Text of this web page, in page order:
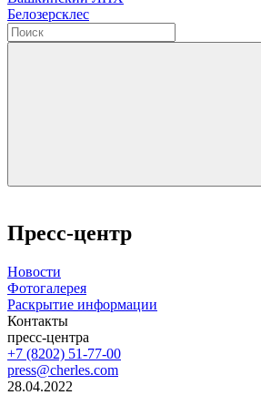
Белозерсклес
Пресс-центр
Новости
Фотогалерея
Раскрытие информации
Контакты
пресс-центра
+7 (8202) 51-77-00
press@cherles.com
28.04.2022